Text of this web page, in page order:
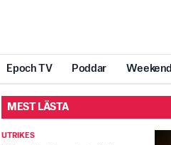
Epoch TV Poddar Weekend
MEST LÄSTA
UTRIKES